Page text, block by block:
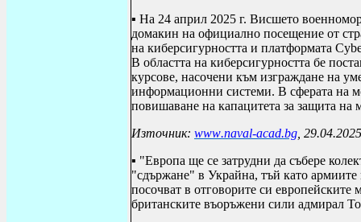
▪ На 24 април 2025 г. Висшето
домакин на официално посещение от
на киберсигурността и платформата
В областта на киберсигурността бе
курсове, насочени към изграждане на
информационни системи. В сферата на
повишаване на капацитета за защита на
Източник: www.naval-acad.bg , 29.04.2025
▪ "Европа ще се затрудни да събере
"сдържане" в Украйна, тъй като
посочват в отговорите си
британските въоръжени сили адмирал